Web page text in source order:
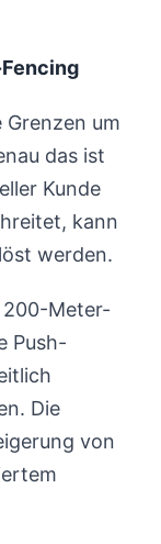
um
das ist
Kunde
kann
werden.
200-Meter-
Push-
Die
von